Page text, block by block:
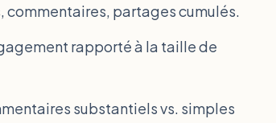
commentaires, partages cumulés.
rapporté à la taille de
substantiels vs. simples